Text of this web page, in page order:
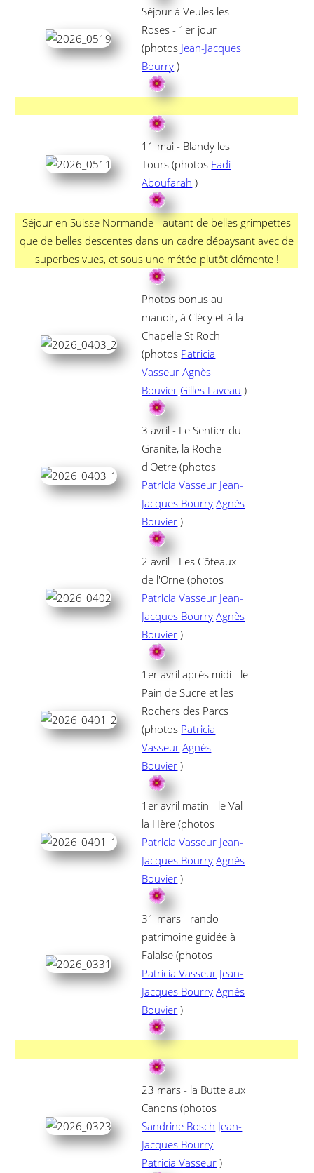
Séjour à Veules les
Roses - 1er jour
(photos Jean-Jacques
Bourry )
11 mai - Blandy les
Tours (photos Fadi
Aboufarah )
Séjour en Suisse Normande - autant de belles grimpettes
que de belles descentes dans un cadre dépaysant avec de
superbes vues, et sous une météo plutôt clémente !
Photos bonus au
manoir, à Clécy et à la
Chapelle St Roch
(photos Patricia
Vasseur Agnès
Bouvier Gilles Laveau )
3 avril - Le Sentier du
Granite, la Roche
d'Oëtre (photos
Patricia Vasseur Jean-
Jacques Bourry Agnès
Bouvier )
2 avril - Les Côteaux
de l'Orne (photos
Patricia Vasseur Jean-
Jacques Bourry Agnès
Bouvier )
1er avril après midi - le
Pain de Sucre et les
Rochers des Parcs
(photos Patricia
Vasseur Agnès
Bouvier )
1er avril matin - le Val
la Hère (photos
Patricia Vasseur Jean-
Jacques Bourry Agnès
Bouvier )
31 mars - rando
patrimoine guidée à
Falaise (photos
Patricia Vasseur Jean-
Jacques Bourry Agnès
Bouvier )
23 mars - la Butte aux
Canons (photos
Sandrine Bosch Jean-
Jacques Bourry
Patricia Vasseur )